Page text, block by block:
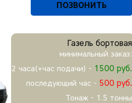
ПОЗВОНИТЬ
Газель бортовая
минимальный заказ:
2 часа(+час подачи) - 1500 руб.
последующий час - 500 руб.
Тонаж - 1.5 тонны